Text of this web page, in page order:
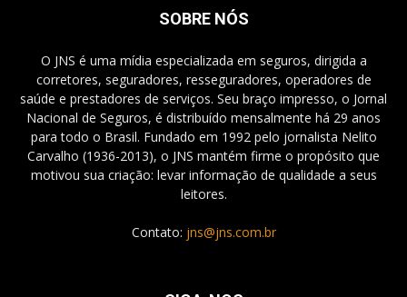
SOBRE NÓS
O JNS é uma mídia especializada em seguros, dirigida a
corretores, seguradores, resseguradores, operadores de
saúde e prestadores de serviços. Seu braço impresso, o Jornal
Nacional de Seguros, é distribuído mensalmente há 29 anos
para todo o Brasil. Fundado em 1992 pelo jornalista Nelito
Carvalho (1936-2013), o JNS mantém firme o propósito que
motivou sua criação: levar informação de qualidade a seus
leitores.
Contato: jns@jns.com.br